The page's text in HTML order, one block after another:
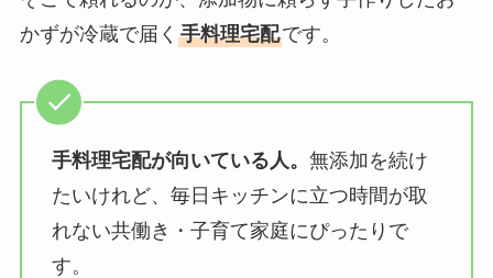
かずが冷蔵で届く 手料理宅配です。
手料理宅配が向いている人。 無添加を続け
たいけれど、毎日キッチンに立つ時間が取
れない共働き・子育て家庭にぴったりで
す。